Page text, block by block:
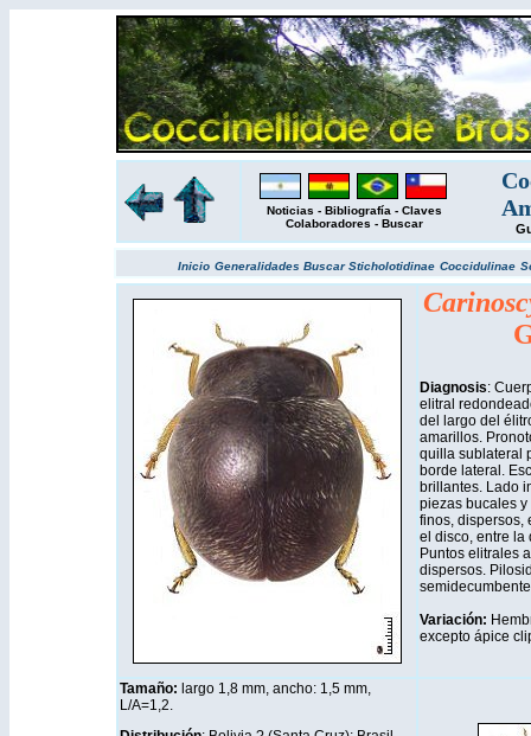
Noticias - Bibliografía - Claves
Colaboradores - Buscar
Inicio Generalidades BuscarSticholotidinae Coccidulinae
Diagnosis:
elitral
del largo del
amarillos.
quilla sublateral
borde lateral.
brillantes. Lado
piezas bucales
finos, dispersos,
el disco, entre la
Puntos elitrales
dispersos.
Variación:
excepto ápice
Tamaño: largo 1,8 mm, ancho: 1,5 mm,
L/A=1,2.